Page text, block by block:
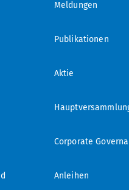
Meldungen
Publikationen
Aktie
Corporate
Anleihen